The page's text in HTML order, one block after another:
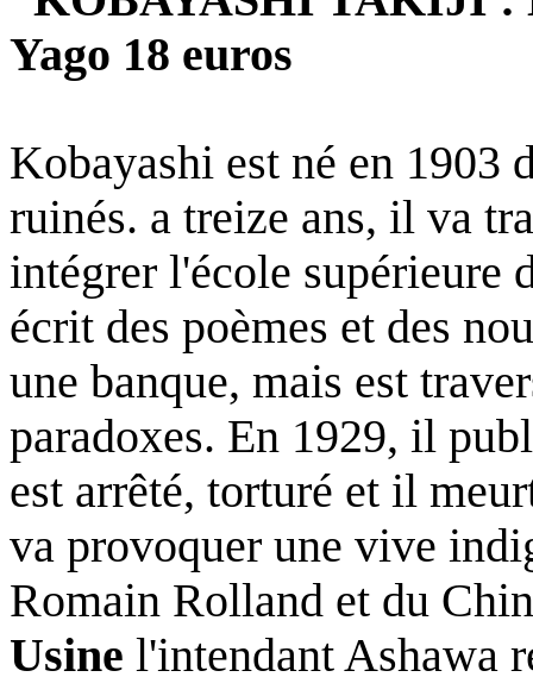
Yago 18 euros
Kobayashi est né en 1903
ruinés. a treize ans, il va
intégrer l'école supérieure
écrit des poèmes et des
une banque, mais est
paradoxes. En 1929, il
est arrêté, torturé et il
va provoquer une vive
Romain Rolland et du
Usine l'intendant Ashawa